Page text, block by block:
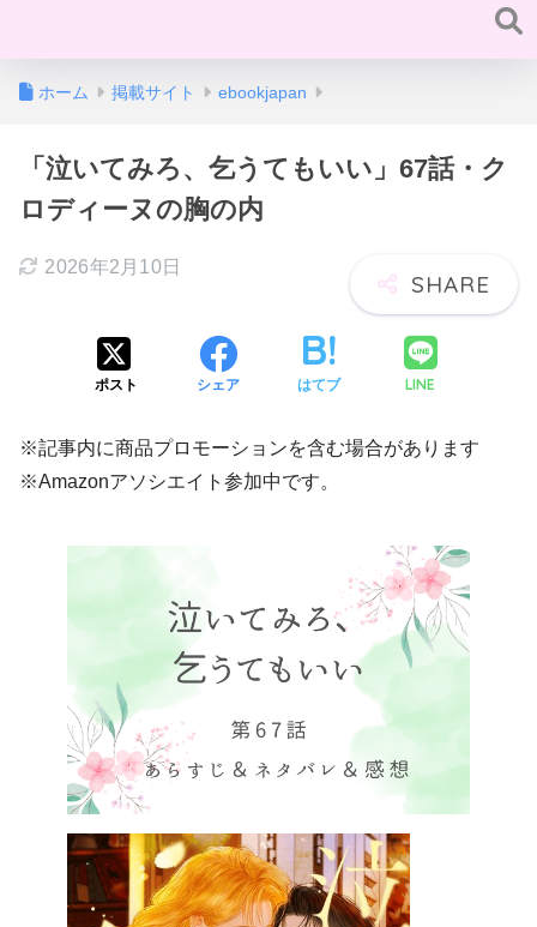
ホーム 掲載サイト ebookjapan
「泣いてみろ、乞うてもいい」67話・ク
ロディーヌの胸の内
2026年2月10日
ポスト シェア はてブ LINE
※記事内に商品プロモーションを含む場合があります
※Amazonアソシエイト参加中です。